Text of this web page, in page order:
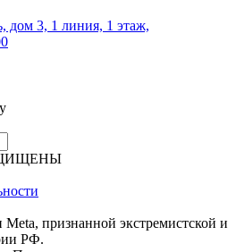
дом 3, 1 линия, 1 этаж,
признанной экстремистской и
РФ.